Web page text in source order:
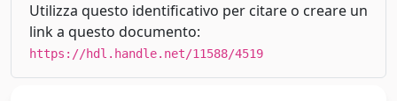
Utilizza questo identificativo per citare o creare un
link a questo documento:
https://hdl.handle.net/11588/4519